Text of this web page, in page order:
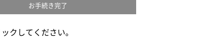
お手続き完了
クしてください。